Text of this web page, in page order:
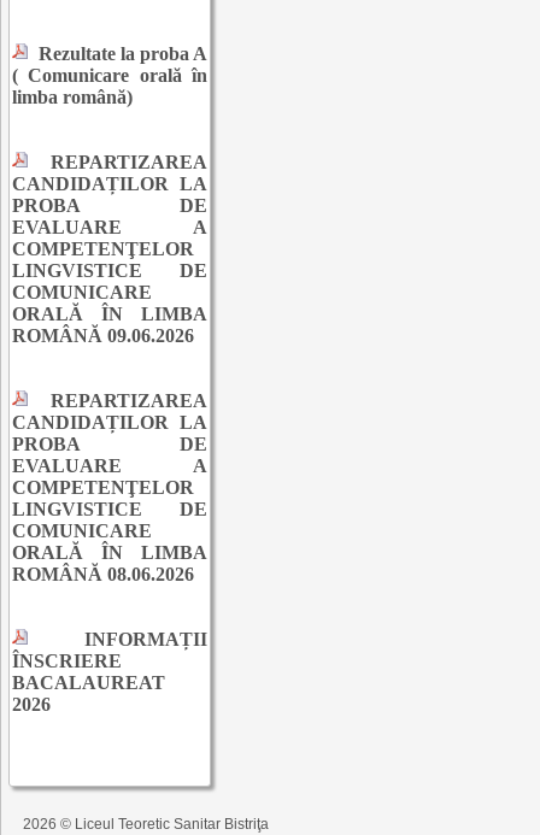
Rezultate la proba A
( Comunicare orală în
limba română)
REPARTIZAREA
CANDIDAȚILOR LA
PROBA DE
EVALUARE A
COMPETENŢELOR
LINGVISTICE DE
COMUNICARE
ORALĂ ÎN LIMBA
ROMÂNĂ 09.06.2026
REPARTIZAREA
CANDIDAȚILOR LA
PROBA DE
EVALUARE A
COMPETENŢELOR
LINGVISTICE DE
COMUNICARE
ORALĂ ÎN LIMBA
ROMÂNĂ 08.06.2026
INFORMAȚII
ÎNSCRIERE
BACALAUREAT
2026
2026 © Liceul Teoretic Sanitar Bistriţa